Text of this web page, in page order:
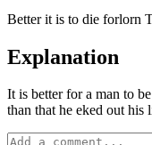
Better it is to die forlorn
Explanation
It is better for a man to
than that he eked out